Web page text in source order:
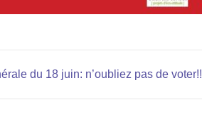
du 18 juin: n’oubliez pas de voter!!